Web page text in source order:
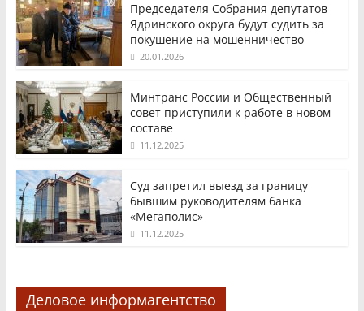
Председателя Собрания депутатов
Ядринского округа будут судить за
покушение на мошенничество
20.01.2026
Минтранс России и Общественный
совет приступили к работе в новом
составе
11.12.2025
Суд запретил выезд за границу
бывшим руководителям банка
«Мегаполис»
11.12.2025
Деловое информагентство